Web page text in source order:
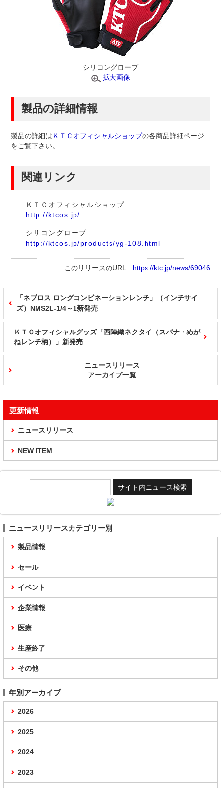
シリコングローブ
拡大画像
製品の詳細情報
製品の詳細は ＫＴＣオフィシャルショップの各商品詳細ページ
をご覧下さい。
関連リンク
ＫＴＣオフィシャルショップ
http://ktcos.jp/
シリコングローブ
http://ktcos.jp/products/yg-108.html
このリリースのURL https://ktc.jp/news/69046
「ネプロス ロングコンビネーションレンチ」（インチサイ
ズ）NMS2L-1/4～1新発売
ニュースリリース
アーカイブ一覧
ＫＴＣオフィシャルグッズ「西陣織ネクタイ（スパナ・めが
ねレンチ柄）」新発売
更新情報
ニュースリリース
NEW ITEM
ニュースリリースカテゴリー別
製品情報
セール
イベント
企業情報
医療
生産終了
その他
年別アーカイブ
2026
2025
2024
2023